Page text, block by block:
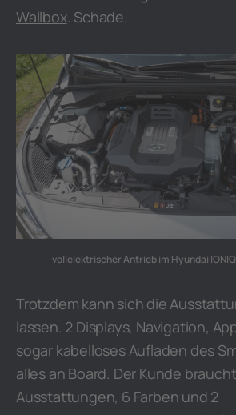
Wallbox. Schade.
vollelektrischer Antrieb im Hyundai
Trotzdem kann sich die
lassen. 2 Displays, Navigation,
sogar kabelloses Aufladen des
alles an Board. Der Kunde
Ausstattungen, 6 Farben und 2